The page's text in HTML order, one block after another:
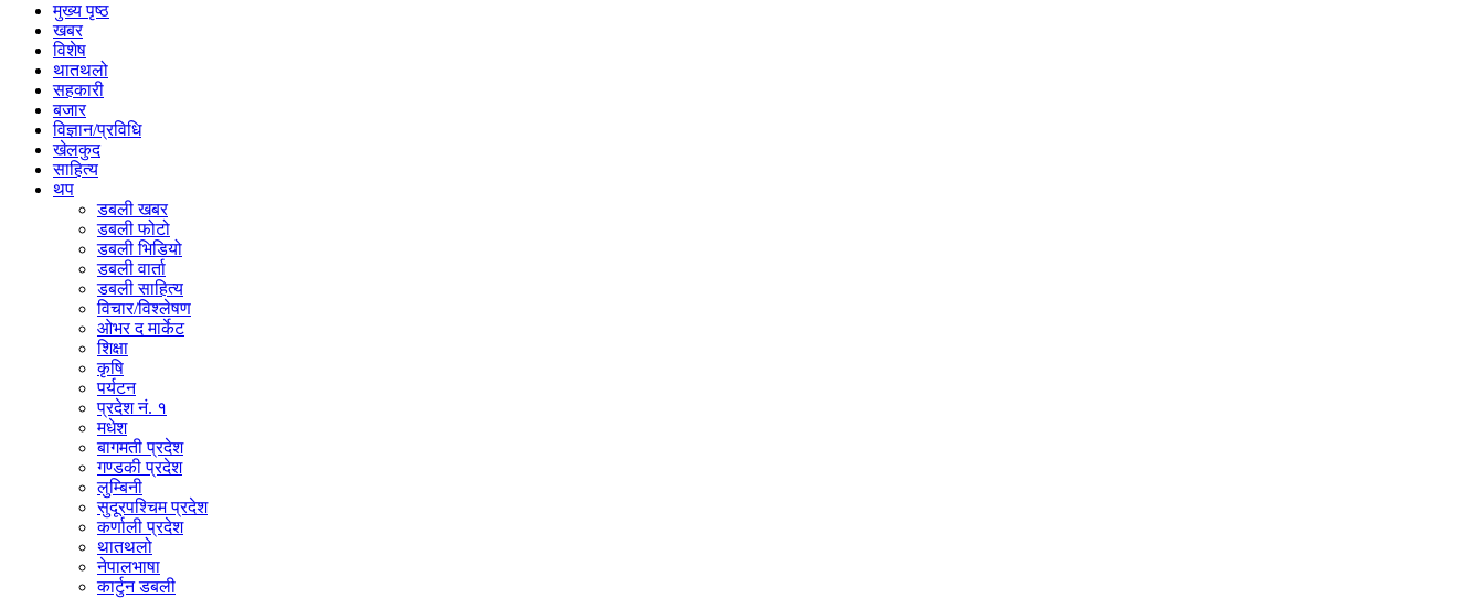
मुख्य पृष्ठ
खबर
विशेष
थातथलो
सहकारी
बजार
विज्ञान/प्रविधि
खेलकुद
साहित्य
थप
डबली खबर
डबली फोटो
डबली भिडियो
डबली वार्ता
डबली साहित्य
विचार/विश्‍लेषण
ओभर द मार्केट
शिक्षा
कृषि
पर्यटन
प्रदेश नं. १
मधेश
बागमती प्रदेश
गण्डकी प्रदेश
लुम्बिनी
सुदूरपश्चिम प्रदेश
कर्णाली प्रदेश
थातथलो
नेपालभाषा
कार्टुन डबली